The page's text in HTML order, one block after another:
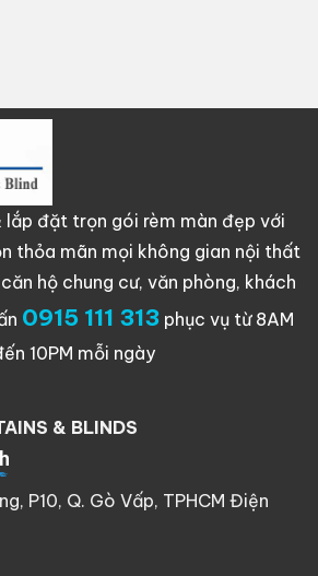
lắp đặt trọn gói rèm màn đẹp với
thỏa mãn mọi không gian nội thất
hộ chung cư, văn phòng, khách
0915 111 313phục vụ từ 8AM
10PM mỗi ngày
& BLINDS
P10, Q. Gò Vấp, TPHCM Điện